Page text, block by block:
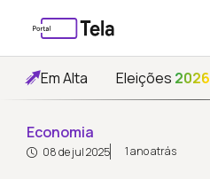
Em Alta Eleições 2026
Economia
08 de jul 2025 1 ano atrás